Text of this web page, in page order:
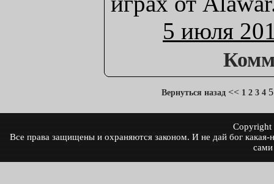
5 июля
Вернуться назад << 1 2 3 4 5
Все права защищены и охраняются законом. И не дай бог какая-
сами